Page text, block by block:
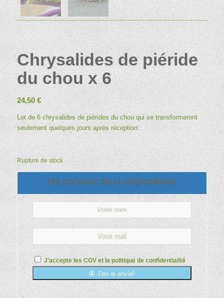
Chrysalides de piéride
du chou x 6
24,50 €
Lot de 6 chrysalides de piérides du chou qui se transformeront
seulement quelques jours après réception.
Rupture de stock
Me prévenir de la disponibilité
J'accepte les CGVet lapolitique de confidentialité
🦋 J'en ai envie!